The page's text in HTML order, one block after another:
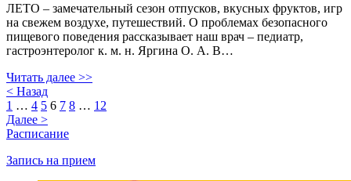
ЛЕТО – замечательный сезон отпусков, вкусных фруктов, игр
на свежем воздухе, путешествий. О проблемах безопасного
пищевого поведения рассказывает наш врач – педиатр,
гастроэнтеролог к. м. н. Яргина О. А. В…
Читать далее >>
< Назад
1 … 4 5 6 7 8 … 12
Далее >
Расписание
Запись на прием